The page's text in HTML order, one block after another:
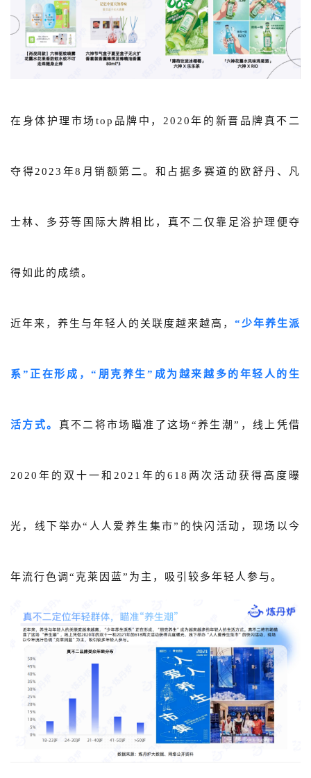
在身体护理市场top品牌中，2020年的新晋品牌真不二
夺得2023年8月销额第二。和占据多赛道的欧舒丹、凡
士林、多芬等国际大牌相比，真不二仅靠足浴护理便夺
得如此的成绩。
近年来，养生与年轻人的关联度越来越高， “少年养生派
系”正在形成，“朋克养生”成为越来越多的年轻人的生
活方式。 真不二将市场瞄准了这场“养生潮”，线上凭借
2020年的双十一和2021年的618两次活动获得高度曝
光，线下举办“人人爱养生集市”的快闪活动，现场以今
年流行色调“克莱因蓝”为主，吸引较多年轻人参与。